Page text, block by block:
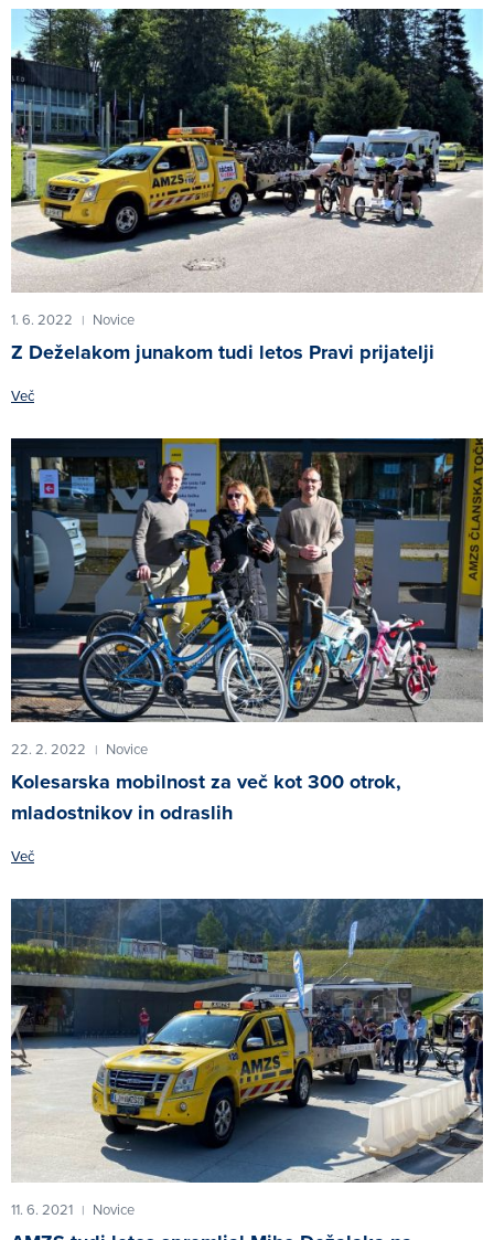
1. 6. 2022 | Novice
Z Deželakom junakom tudi letos Pravi prijatelji
Več
22. 2. 2022 | Novice
Kolesarska mobilnost za več kot 300 otrok,
mladostnikov in odraslih
Več
11. 6. 2021 | Novice